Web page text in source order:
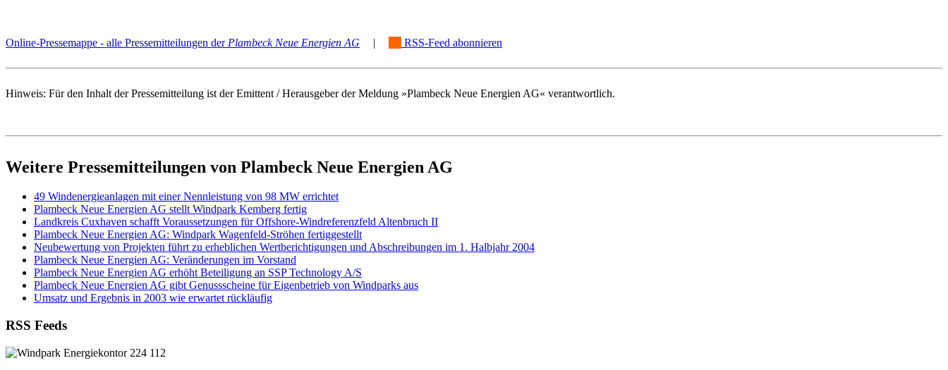
Online-Pressemappe - alle Pressemitteilungen der Plambeck Neue Energien AG | RSS-Feed abonnieren
Hinweis: Für den Inhalt der Pressemitteilung ist der Emittent / Herausgeber der Meldung »Plambeck Neue Energien AG« verantwortlich.
Weitere Pressemitteilungen von Plambeck Neue Energien AG
49 Windenergieanlagen mit einer Nennleistung von 98 MW errichtet
Plambeck Neue Energien AG stellt Windpark Kemberg fertig
Landkreis Cuxhaven schafft Voraussetzungen für Offshore-Windreferenzfeld Altenbruch II
Plambeck Neue Energien AG: Windpark Wagenfeld-Ströhen fertiggestellt
Neubewertung von Projekten führt zu erheblichen Wertberichtigungen und Abschreibungen im 1. Halbjahr 2004
Plambeck Neue Energien AG: Veränderungen im Vorstand
Plambeck Neue Energien AG erhöht Beteiligung an SSP Technology A/S
Plambeck Neue Energien AG gibt Genussscheine für Eigenbetrieb von Windparks aus
Umsatz und Ergebnis in 2003 wie erwartet rückläufig
RSS Feeds